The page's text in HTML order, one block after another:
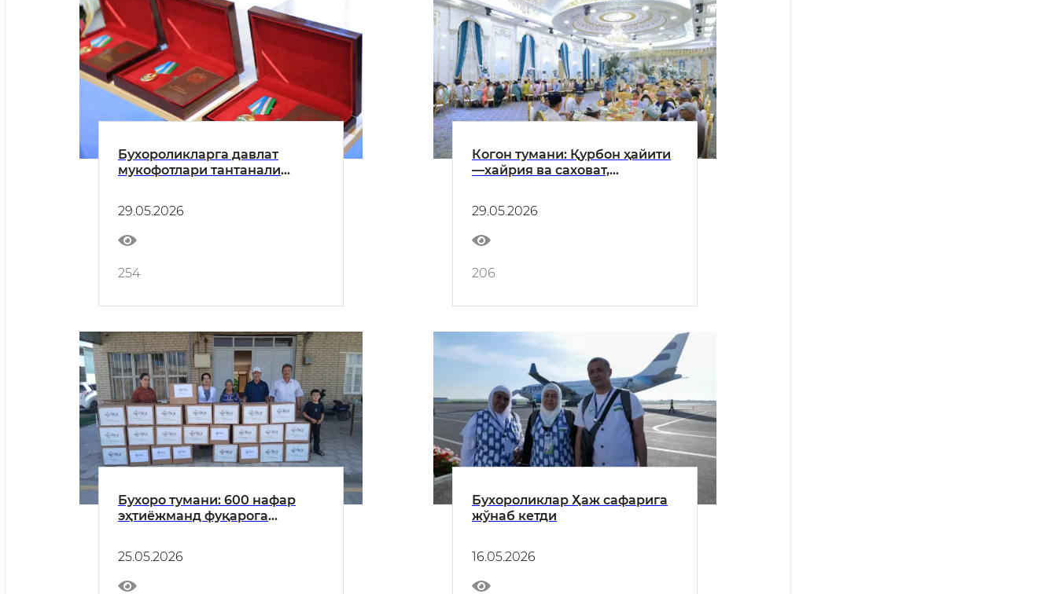
Бухороликларга давлат
мукофотлари тантанали
29.05.2026
254
Когон тумани: Қурбон ҳайити
—хайрия ва саховат,
29.05.2026
206
Бухоро тумани: 600 нафар
эҳтиёжманд фуқарога
25.05.2026
Бухороликлар Ҳаж сафарига
жўнаб кетди
16.05.2026